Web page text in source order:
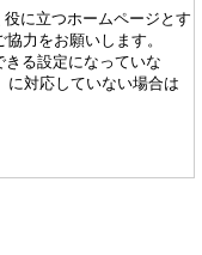
に立つホームページとす
力をお願いします。
る設定になっていな
に対応していない場合は